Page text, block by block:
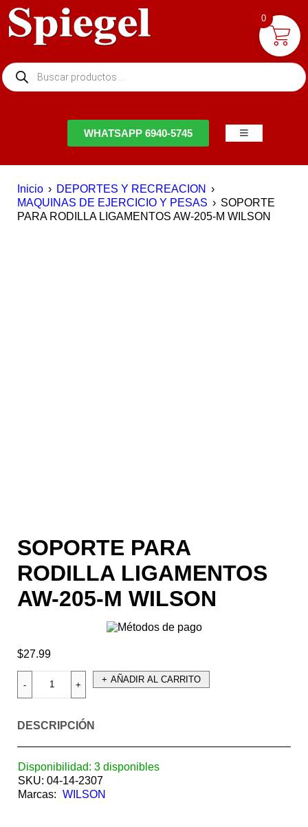
WHATSAPP 6940-5745
Inicio › DEPORTES Y RECREACION ›
MAQUINAS DE EJERCICIO Y PESAS › SOPORTE
PARA RODILLA LIGAMENTOS AW-205-M WILSON
SOPORTE PARA
RODILLA LIGAMENTOS
AW-205-M WILSON
$27.99
AÑADIR AL CARRITO
DESCRIPCIÓN
Disponibilidad: 3 disponibles
SKU: 04-14-2307
Marcas: WILSON
0